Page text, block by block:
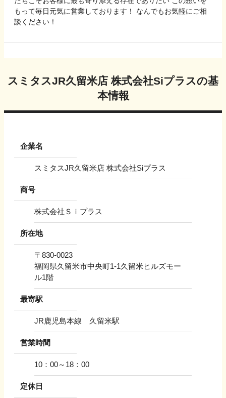
もって毎日元気に営業しております！ なんでもお気軽にご相
談ください！
スミタスJR久留米店 株式会社Siプラスの基
本情報
企業名
スミタスJR久留米店 株式会社Siプラス
商号
株式会社Ｓｉプラス
所在地
〒 830-0023
福岡県久留米市中央町1-1久留米ヒルズモー
ル1階
最寄駅
JR鹿児島本線 久留米駅
営業時間
10：00～18：00
定休日